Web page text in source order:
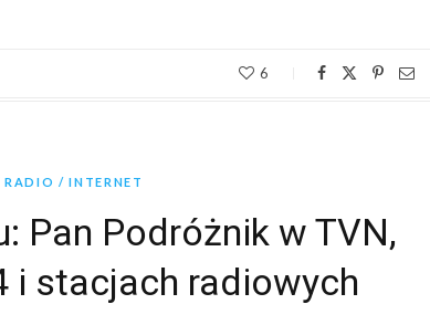
6
/ INTERNET
Pan Podróżnik w TVN,
i stacjach radiowych